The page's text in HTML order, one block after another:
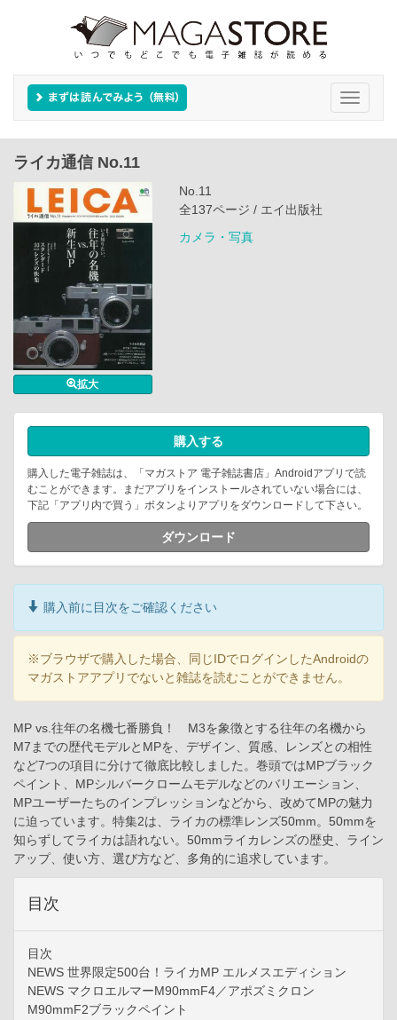
Toggle
ライカ通信 No.11
拡大
No.11
全137ページ / エイ出版社
カメラ・写真
購入する
購入した電子雑誌は、「マガストア 電子雑誌書店」Androidアプリで読
むことができます。まだアプリをインストールされていない場合には、
下記「アプリ内で買う」ボタンよりアプリをダウンロードして下さい。
ダウンロード
購入前に目次をご確認ください
※ブラウザで購入した場合、同じIDでログインしたAndroidの
マガストアアプリでないと雑誌を読むことができません。
MP vs.往年の名機七番勝負！ M3を象徴とする往年の名機から
M7までの歴代モデルとMPを、デザイン、質感、レンズとの相性
など7つの項目に分けて徹底比較しました。巻頭ではMPブラック
ペイント、MPシルバークロームモデルなどのバリエーション、
MPユーザーたちのインプレッションなどから、改めてMPの魅力
に迫っています。特集2は、ライカの標準レンズ50mm。50mmを
知らずしてライカは語れない。50mmライカレンズの歴史、ライン
アップ、使い方、選び方など、多角的に追求しています。
目次
目次
NEWS 世界限定500台！ライカMP エルメスエディション
NEWS マクロエルマーM90mmF4／アポズミクロン
M90mmF2ブラックペイント